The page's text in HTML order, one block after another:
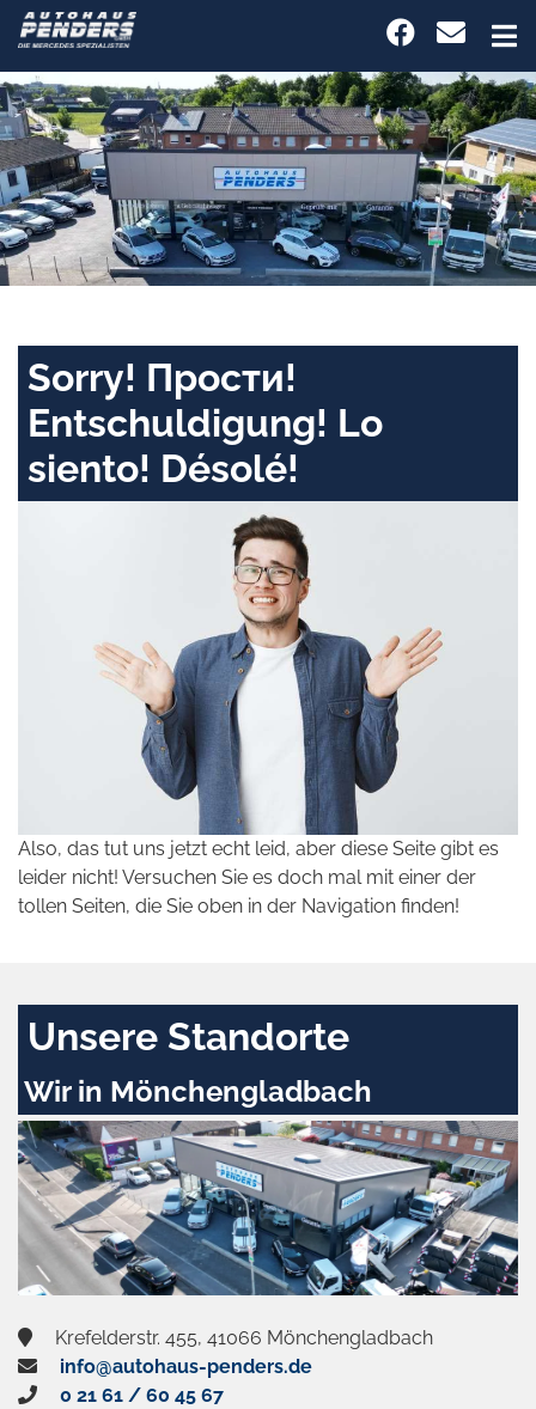
Sorry! Прости!
Entschuldigung! Lo
siento! Désolé!
Also, das tut uns jetzt echt leid, aber diese Seite gibt es
leider nicht! Versuchen Sie es doch mal mit einer der
tollen Seiten, die Sie oben in der Navigation finden!
Unsere Standorte
Wir in Mönchengladbach
Krefelderstr. 455, 41066 Mönchengladbach
info@autohaus-penders.de
0 21 61 / 60 45 67